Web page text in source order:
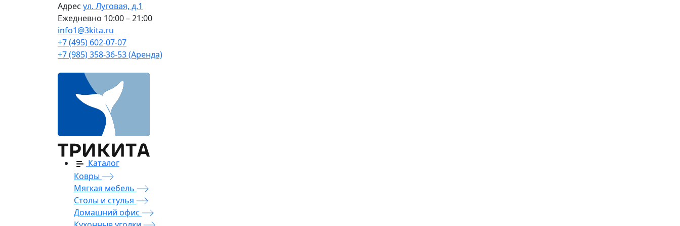
Адрес ул. Луговая, д.1
Ежедневно 10:00 – 21:00
info1@3kita.ru
+7 (495) 602-07-07
+7 (985) 358-36-53 (Аренда)
Каталог
Ковры
Мягкая мебель
Столы и стулья
Домашний офис